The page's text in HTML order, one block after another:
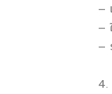
–
–
–
4.